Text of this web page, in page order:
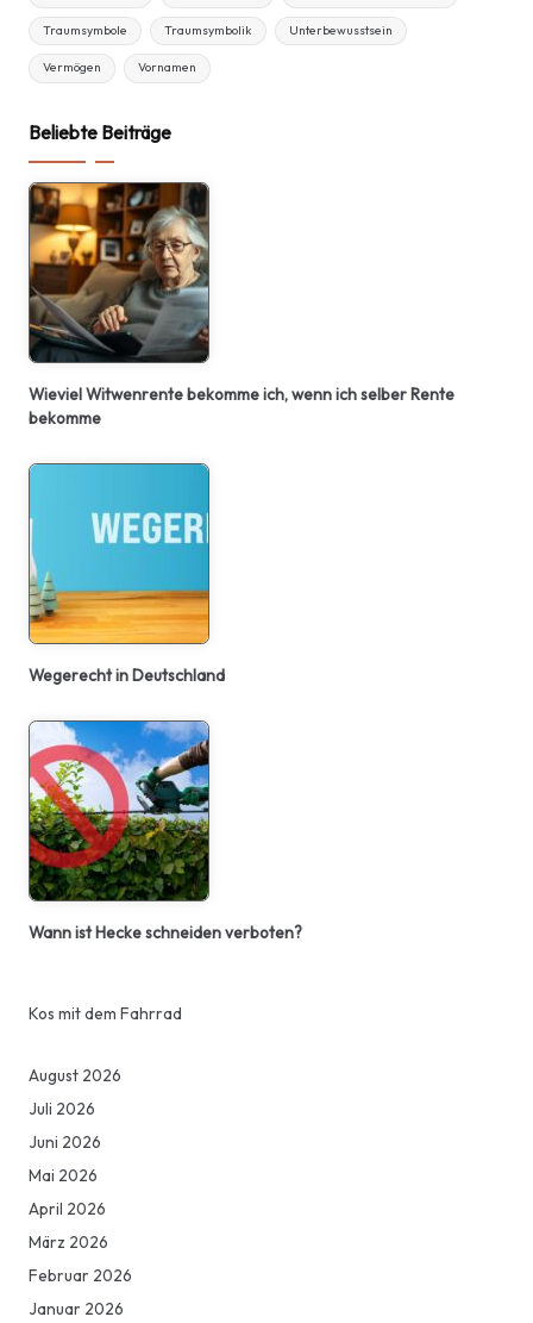
Traumsymbole Traumsymbolik Unterbewusstsein
Vermögen Vornamen
Beliebte Beiträge
Wieviel Witwenrente bekomme ich, wenn ich selber Rente
bekomme
Wegerecht in Deutschland
Wann ist Hecke schneiden verboten?
Kos mit dem Fahrrad
August 2026
Juli 2026
Juni 2026
Mai 2026
April 2026
März 2026
Februar 2026
Januar 2026